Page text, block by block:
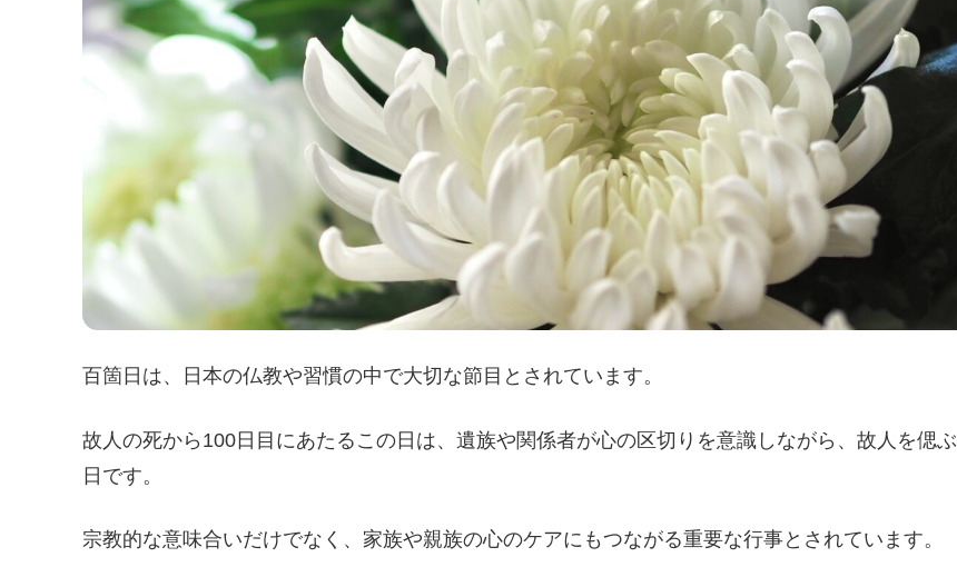
百箇日は、日本の仏教や習慣の中で大切な節目とされています。
故人の死から100日目にあたるこの日は、遺族や関係者が心の区切りを意識しながら、故人を偲ぶ
日です。
宗教的な意味合いだけでなく、家族や親族の心のケアにもつながる重要な行事とされています。